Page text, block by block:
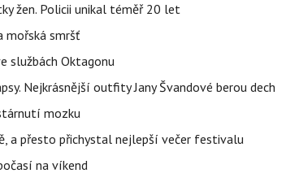
žen. Policii unikal téměř 20 let
mořská smršť
službách Oktagonu
Nejkrásnější outfity Jany Švandové berou dech
mozku
a přesto přichystal nejlepší večer festivalu
na víkend